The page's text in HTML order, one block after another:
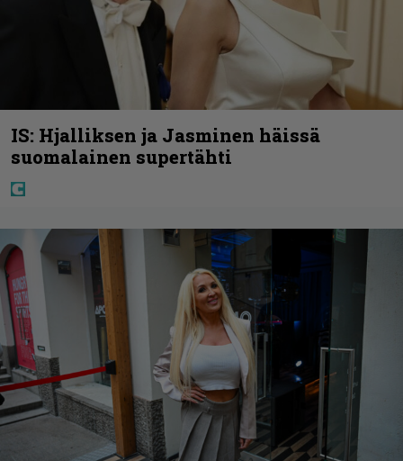
IS: Hjalliksen ja Jasminen häissä
suomalainen supertähti